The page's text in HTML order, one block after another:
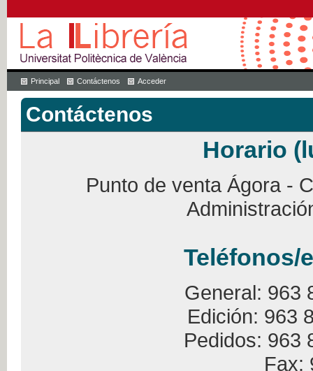
Principal Contáctenos Acceder
Contáctenos
Horario
Punto de venta Ágora -
Teléfonos/
General: 963
Edición: 963
Pedidos: 963
Fax: